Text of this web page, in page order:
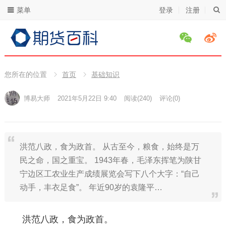
登录 注册
菜单
您所在的位置 首页 基础知识
博易大师 2021年5月22日 9:40 阅读(240) 评论(0)
洪范八政，食为政首。 从古至今，粮食，始终是万
民之命，国之重宝。 1943年春，毛泽东挥笔为陕甘
宁边区工农业生产成绩展览会写下八个大字：“自己
动手，丰衣足食”。 年近90岁的袁隆平…
洪范八政，食为政首。